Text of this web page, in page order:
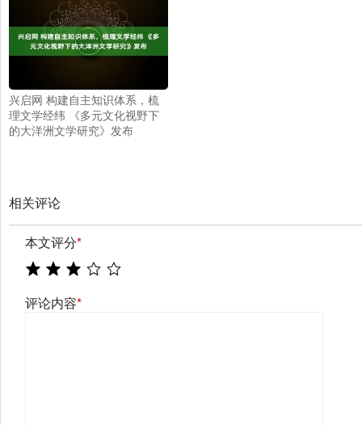
兴启网 构建自主知识体系，梳
理文学经纬 《多元文化视野下
的大洋洲文学研究》发布
相关评论
本文评分*
评论内容*